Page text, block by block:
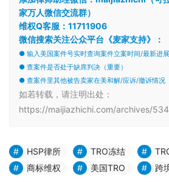
家万人微信交流群）
维权Q客服：11711906
微信搜索关注公众平台《麦家支持》：
● 输入美国案件号实时查询案件立案时间/最新进展
● 查案件是否处于缺席判决（重要）
● 查案件里其他被告卖家在美和解/应诉/撤诉情况
如若转载，请注明出处：
https://maijiazhichi.com/archives/
HSP律所 TRO冻结
商标维权
美国TRO 跨